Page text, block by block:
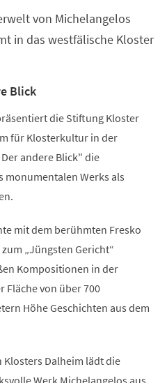
von Michelangelos
in das westfälische Kloster
Blick
die Stiftung Kloster
für Klosterkultur in der
andere Blick" die
monumentalen Werks als
mit dem berühmten Fresko
„Jüngsten Gericht“
Kompositionen in der
Fläche von über 700
Höhe Geschichten aus dem
Klosters Dalheim lädt die
Werk Michelangelos aus